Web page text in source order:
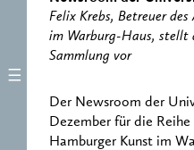
Felix Krebs, Betreuer
im Warburg-Haus, stellt
Sammlung vor
Der Newsroom der
Dezember für die
Hamburger Kunst im